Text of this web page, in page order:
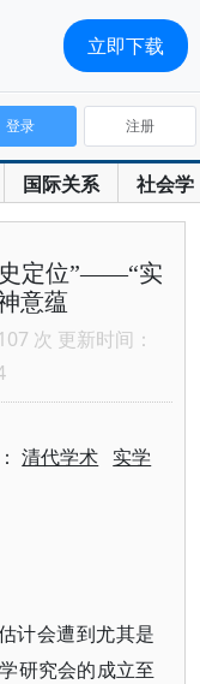
国际关系 社会学
登录 注册
史定位”——“实
意蕴
次 更新时间：
清代学术 实学
计会遭到尤其是
研究会的成立至
立即下载